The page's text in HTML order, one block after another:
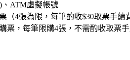
ATM虛擬帳號
（4張為限，每筆酌收$30取票手續
票，每筆限購4張，不需酌收取票手